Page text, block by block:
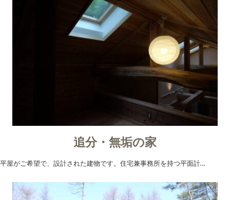
追分・無垢の家
平屋がご希望で、設計された建物です。住宅兼事務所を持つ平面計…